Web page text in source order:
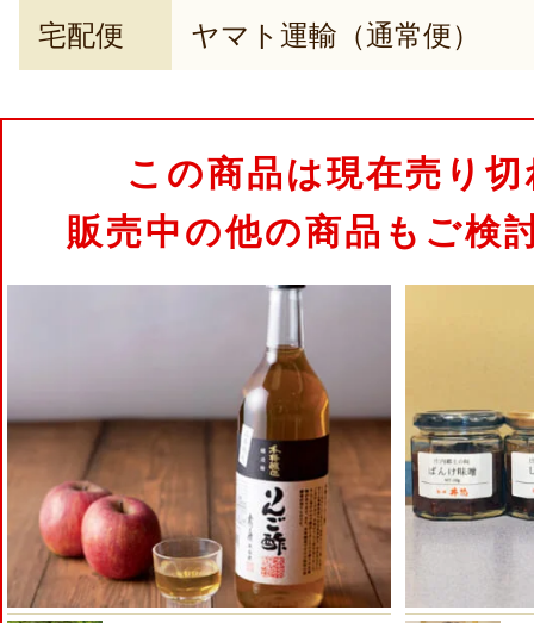
宅配便 ヤマト運輸（通常便）
この商品は現在売り
販売中の他の商品もご検